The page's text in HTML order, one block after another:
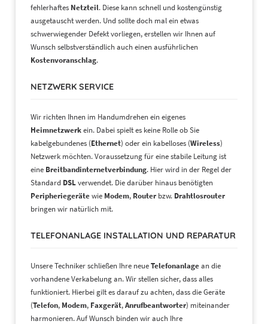
fehlerhaftes Netzteil. Diese kann schnell und kostengünstig
ausgetauscht werden. Und sollte doch mal ein etwas
schwerwiegender Defekt vorliegen, erstellen wir Ihnen auf
Wunsch selbstverständlich auch einen ausführlichen
Kostenvoranschlag.
NETZWERK SERVICE
Wir richten Ihnen im Handumdrehen ein eigenes
Heimnetzwerkein. Dabei spielt es keine Rolle ob Sie
kabelgebundenes (Ethernet) oder ein kabelloses (Wireless)
Netzwerk möchten. Voraussetzung für eine stabile Leitung ist
eine Breitbandinternetverbindung. Hier wird in der Regel der
Standard DSLverwendet. Die darüber hinaus benötigten
Peripheriegerätewie Modem, Router bzw. Drahtlosrouter
bringen wir natürlich mit.
TELEFONANLAGE INSTALLATION UND REPARATUR
Unsere Techniker schließen Ihre neueTelefonanlagean die
vorhandene Verkabelung an. Wir stellen sicher, dass alles
funktioniert. Hierbei gilt es darauf zu achten, dass die Geräte
(Telefon, Modem, Faxgerät,Anrufbeantworter) miteinander
harmonieren. Auf Wunsch binden wir auch Ihre